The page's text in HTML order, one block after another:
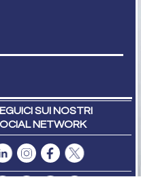
SUI NOSTRI
NETWORK